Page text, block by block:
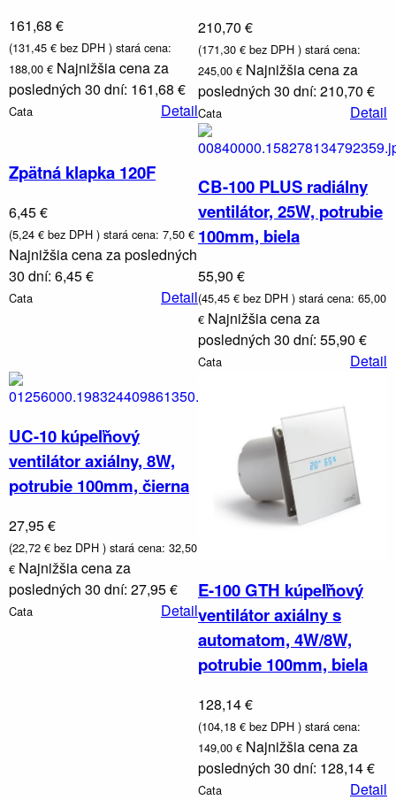
Kúrenie,
vetranie
161,68 €
(131,45 € bez DPH ) stará cena:
188,00 € Najnižšia cena za
posledných 30 dní: 161,68 €
Cata Detail
210,70 €
(171,30 € bez DPH ) stará cena:
245,00 € Najnižšia cena za
posledných 30 dní: 210,70 €
Cata Detail
Zpätná klapka 120F
6,45 €
(5,24 € bez DPH ) stará cena: 7,50 €
Najnižšia cena za posledných
30 dní: 6,45 €
Cata Detail
CB-100 PLUS radiálny
ventilátor, 25W, potrubie
100mm, biela
55,90 €
(45,45 € bez DPH ) stará cena: 65,00
€ Najnižšia cena za
posledných 30 dní: 55,90 €
Cata Detail
UC-10 kúpeľňový
ventilátor axiálny, 8W,
potrubie 100mm, čierna
27,95 €
(22,72 € bez DPH ) stará cena: 32,50
€ Najnižšia cena za
posledných 30 dní: 27,95 €
Cata Detail
E-100 GTH kúpeľňový
ventilátor axiálny s
automatom, 4W/8W,
potrubie 100mm, biela
128,14 €
(104,18 € bez DPH ) stará cena:
149,00 € Najnižšia cena za
posledných 30 dní: 128,14 €
Cata Detail